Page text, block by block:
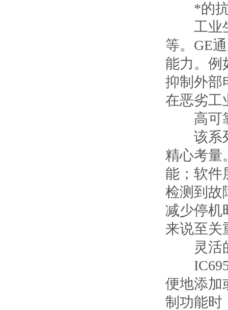
*的抗
工业生
等。GE
能力。例
抑制外部
在恶劣工
高可靠
该系列
精心考量
能；软件
检测到故
减少停机
来说至关
灵活
IC695
便地添加
制功能时